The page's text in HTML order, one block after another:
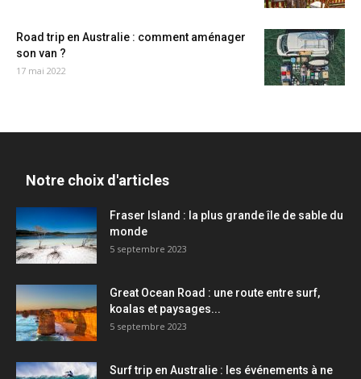
Road trip en Australie : comment aménager
son van ?
17 mai 2022
Notre choix d'articles
Fraser Island : la plus grande île de sable du
monde
5 septembre 2023
Great Ocean Road : une route entre surf,
koalas et paysages...
5 septembre 2023
Surf trip en Australie : les événements à ne